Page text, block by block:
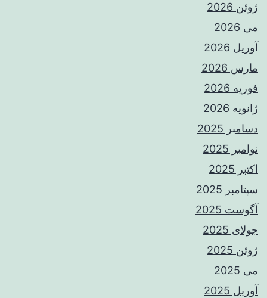
ژوئن 2026
می 2026
آوریل 2026
مارس 2026
فوریه 2026
ژانویه 2026
دسامبر 2025
نوامبر 2025
اکتبر 2025
سپتامبر 2025
آگوست 2025
جولای 2025
ژوئن 2025
می 2025
آوریل 2025